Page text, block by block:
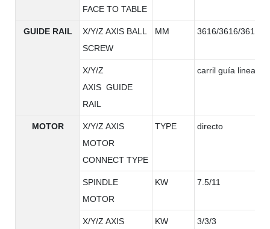
FACE TO TABLE
GUIDE RAIL
X/Y/Z AXIS BALL
SCREW
MM 3616/3616/3616
X/Y/Z
AXIS GUIDE
RAIL
carril guía lineal
MOTOR
X/Y/Z AXIS
MOTOR
CONNECT TYPE
TYPE directo
SPINDLE
MOTOR
KW 7.5/11
X/Y/Z AXIS
KW 3/3/3